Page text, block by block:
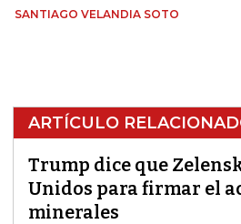
SANTIAGO VELANDIA SOTO
ARTÍCULO
Trump dice que
Unidos para firmar el
minerales